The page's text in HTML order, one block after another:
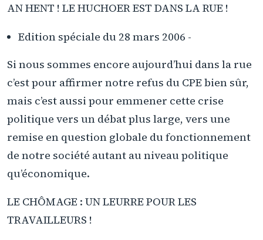
AN HENT ! LE HUCHOER EST DANS LA RUE !
Edition spéciale du 28 mars 2006 -
Si nous sommes encore aujourd’hui dans la rue
c’est pour affirmer notre refus du CPE bien sûr,
mais c’est aussi pour emmener cette crise
politique vers un débat plus large, vers une
remise en question globale du fonctionnement
de notre société autant au niveau politique
qu’économique.
LE CHÔMAGE : UN LEURRE POUR LES
TRAVAILLEURS !